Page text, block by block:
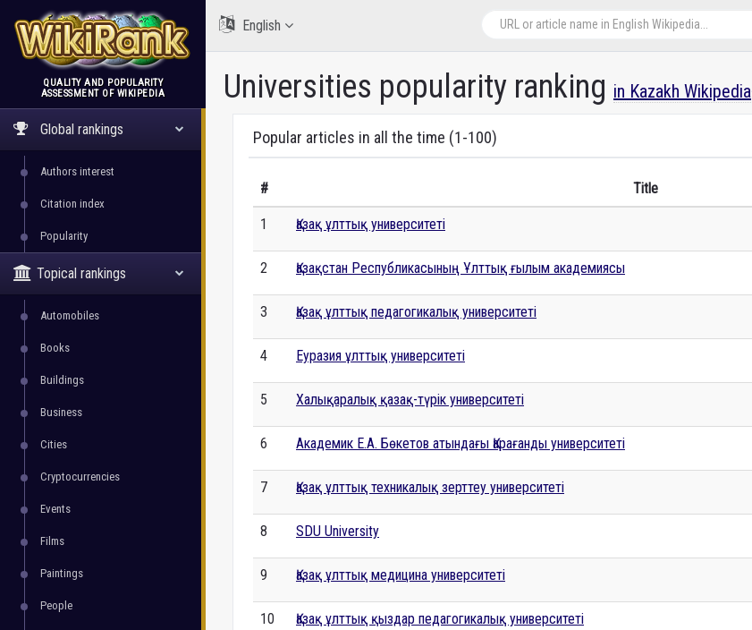
WikiRank
QUALITY AND POPULARITY
ASSESSMENT OF WIKIPEDIA
Global rankings
Authors interest
Citation index
Popularity
Topical rankings
Automobiles
Books
Buildings
Business
Cities
Cryptocurrencies
Events
Films
Paintings
People
English
Universities popularity ranking in Kazakh Wikipedia
Popular articles in all the time (1-100)
# Title
1 Қазақ ұлттық университеті
2 Қазақстан Республикасының Ұлттық ғылым академиясы
3 Қазақ ұлттық педагогикалық университеті
4 Еуразия ұлттық университеті
5 Халықаралық қазақ-түрік университеті
6 Академик Е.А. Бөкетов атындағы Қарағанды университеті
7 Қазақ ұлттық техникалық зерттеу университеті
8 SDU University
9 Қазақ ұлттық медицина университеті
10 Қазақ ұлттық қыздар педагогикалық университеті